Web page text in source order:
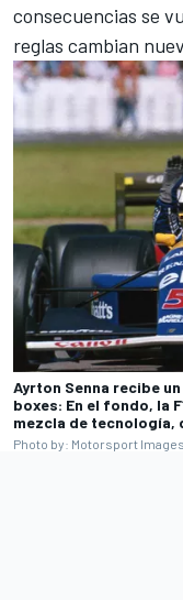
consecuencias se
reglas cambian
Ayrton Senna recibe
boxes: En el fondo, la
mezcla de tecnología,
Photo by: Motorsport Images